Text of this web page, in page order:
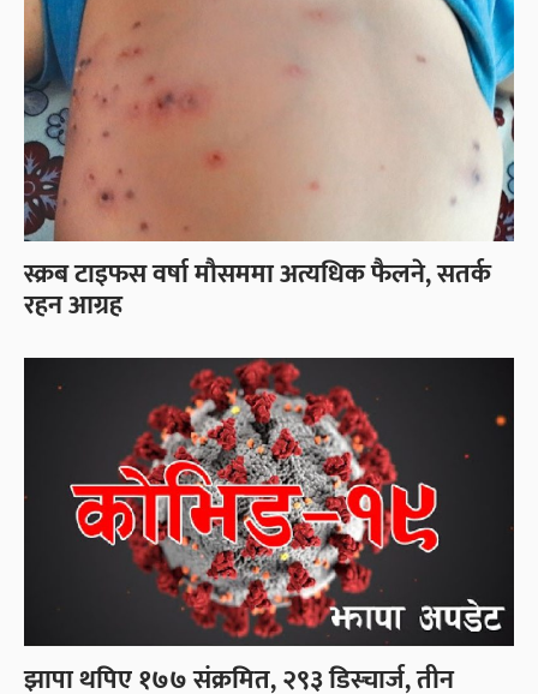
स्क्रब टाइफस वर्षा मौसममा अत्यधिक फैलने, सतर्क
रहन आग्रह
झापा थपिए १७७ संक्रमित, २९३ डिस्चार्ज, तीन